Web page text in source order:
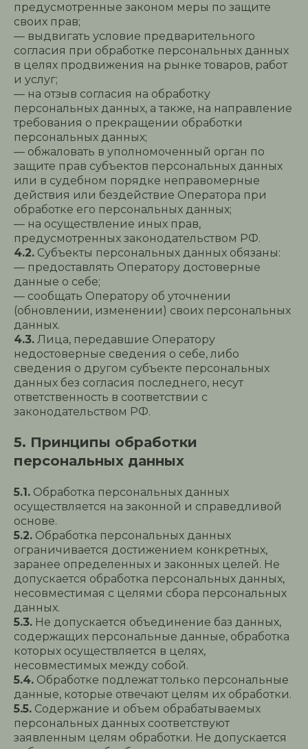
предусмотренные законом меры по защите
своих прав;
— выдвигать условие предварительного
согласия при обработке персональных данных
в целях продвижения на рынке товаров, работ
и услуг;
— на отзыв согласия на обработку
персональных данных, а также, на направление
требования о прекращении обработки
персональных данных;
— обжаловать в уполномоченный орган по
защите прав субъектов персональных данных
или в судебном порядке неправомерные
действия или бездействие Оператора при
обработке его персональных данных;
— на осуществление иных прав,
предусмотренных законодательством РФ.
4.2. Субъекты персональных данных обязаны:
— предоставлять Оператору достоверные
данные о себе;
— сообщать Оператору об уточнении
(обновлении, изменении) своих персональных
данных.
4.3. Лица, передавшие Оператору
недостоверные сведения о себе, либо
сведения о другом субъекте персональных
данных без согласия последнего, несут
ответственность в соответствии с
законодательством РФ.
5. Принципы обработки
персональных данных
5.1. Обработка персональных данных
осуществляется на законной и справедливой
основе.
5.2. Обработка персональных данных
ограничивается достижением конкретных,
заранее определенных и законных целей. Не
допускается обработка персональных данных,
несовместимая с целями сбора персональных
данных.
5.3. Не допускается объединение баз данных,
содержащих персональные данные, обработка
которых осуществляется в целях,
несовместимых между собой.
5.4. Обработке подлежат только персональные
данные, которые отвечают целям их обработки.
5.5. Содержание и объем обрабатываемых
персональных данных соответствуют
заявленным целям обработки. Не допускается